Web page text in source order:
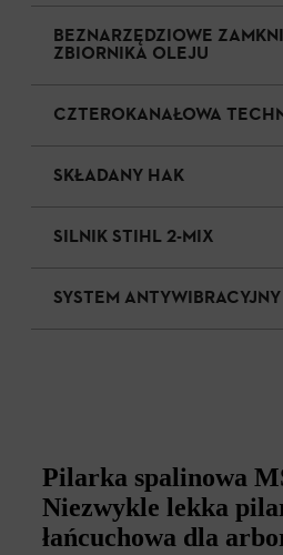
BEZNARZĘDZIOWE
ZBIORNIKA OLEJU
CZTEROKANAŁOWA
SKŁADANY HAK
SILNIK STIHL 2-MIX
SYSTEM
Pilarka spalinowa
Niezwykle lekka
łańcuchowa dla